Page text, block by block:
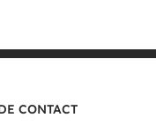
CONTACT